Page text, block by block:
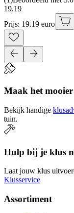
19.19
Prijs: 19.19 euro
Maak het mooier
Bekijk handige
tuin.
Hulp bij je klus
Laat jouw klus
Klusservice
Assortiment